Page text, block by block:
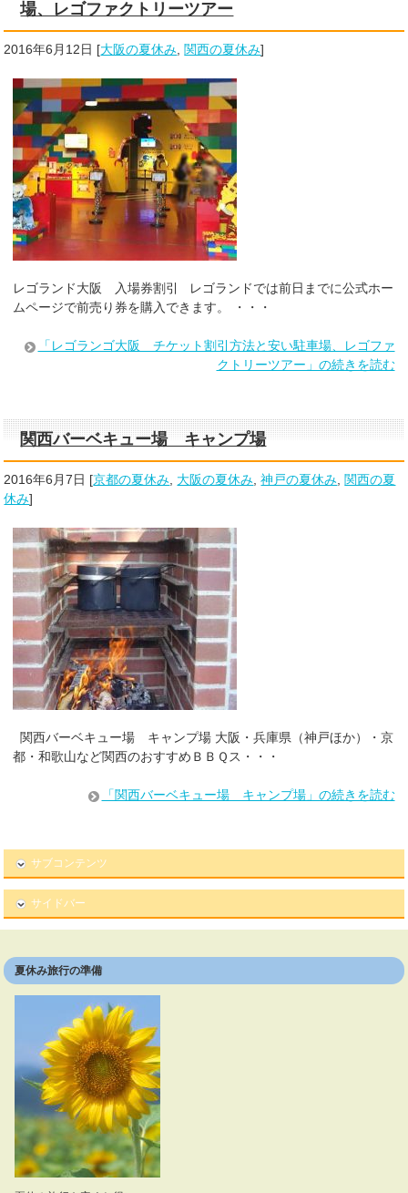
場、レゴファクトリーツアー
2016年6月12日 [大阪の夏休み 関西の夏休み]
レゴランド大阪 入場券割引 レゴランドでは前日までに公式ホー
ムページで前売り券を購入できます。 ・・・
「レゴランゴ大阪 チケット割引方法と安い駐車場、レゴファ
クトリーツアー」の続きを読む
関西バーベキュー場 キャンプ場
2016年6月7日 [京都の夏休み 大阪の夏休み ,神戸の夏休み 関西の夏
休み]
関西バーベキュー場 キャンプ場 大阪・兵庫県（神戸ほか）・京
都・和歌山など関西のおすすめＢＢＱス・・・
「関西バーベキュー場 キャンプ場」の続きを読む
サブコンテンツ
サイドバー
夏休み旅行の準備